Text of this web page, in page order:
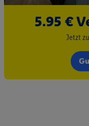
5.95 €
Jetzt